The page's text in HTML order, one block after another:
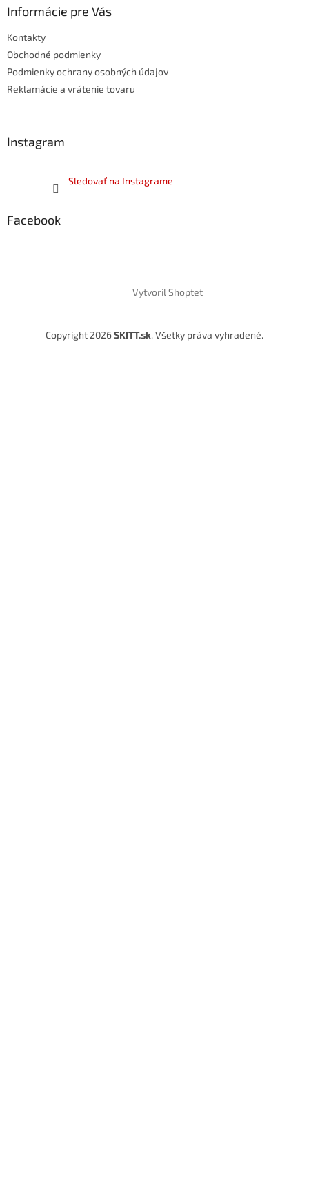
Informácie pre Vás
Kontakty
Obchodné podmienky
Podmienky ochrany osobných údajov
Reklamácie a vrátenie tovaru
Instagram
Sledovať na Instagrame
Facebook
Vytvoril Shoptet
Copyright 2026SKITT.sk. Všetky práva vyhradené.